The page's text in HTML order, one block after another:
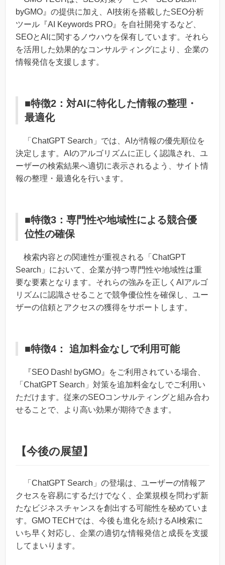
byGMO』の提供に加え、AI技術を搭載したSEO分析
ツール『AI Keywords PRO』を自社開発するなど、
SEOとAIに関するノウハウを保有しています。それら
を活用した効果的なコンサルティングにより、企業の
情報発信を支援します。
■特徴2：対AIに特化した情報の整理・
最適化
「ChatGPT Search」では、AIが情報の優先順位を
決定します。AIのアルゴリズムに正しく認識され、ユ
ーザーの検索結果へ適切に表示されるよう、サイト情
報の整理・最適化を行います。
■特徴3：専門性や地域性による競合優
位性の確保
検索内容との関連性が重視される「ChatGPT
Search」において、企業が持つ専門性や地域性は重
要な要素となります。それらの強みを正しくAIアルゴ
リズムに認識させることで競争優位性を確保し、ユー
ザーの信頼とアクセスの獲得をサポートします。
■特徴4： 追加料金なしで利用可能
『SEO Dash! byGMO』をご利用されている場合、
「ChatGPT Search」対策を追加料金なしでご利用い
ただけます。従来のSEOコンサルティングと組み合わ
せることで、より高い効果が期待できます。
【今後の展望】
「ChatGPT Search」の登場は、ユーザーの情報ア
クセスを容易にするだけでなく、企業規模を問わず新
たなビジネスチャンスを創出する可能性を秘めていま
す。GMO TECHでは、今後も進化を続けるAI検索に
いち早く対応し、企業の適切な情報発信と成長を支援
してまいります。